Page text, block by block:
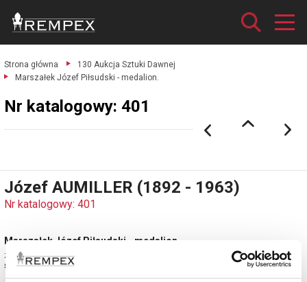
Strona główna
130 Aukcja Sztuki Dawnej
Marszałek Józef Piłsudski - medalion.
Nr katalogowy: 401
Józef AUMILLER (1892 - 1963)
Nr katalogowy: 401
Marszałek Józef Piłsudski - medalion
z płaskorzeźbionym lewym profilem portretu Marszałka; brąz patynowany,
średn. 26 cm; sygn. na krawędzi: J. AUMILLER